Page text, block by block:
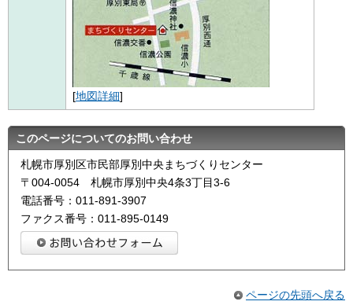
[地図詳細]
このページについてのお問い合わせ
札幌市厚別区市民部厚別中央まちづくりセンター
〒004-0054 札幌市厚別中央4条3丁目3-6
電話番号：011-891-3907
ファクス番号：011-895-0149
ページの先頭へ戻る